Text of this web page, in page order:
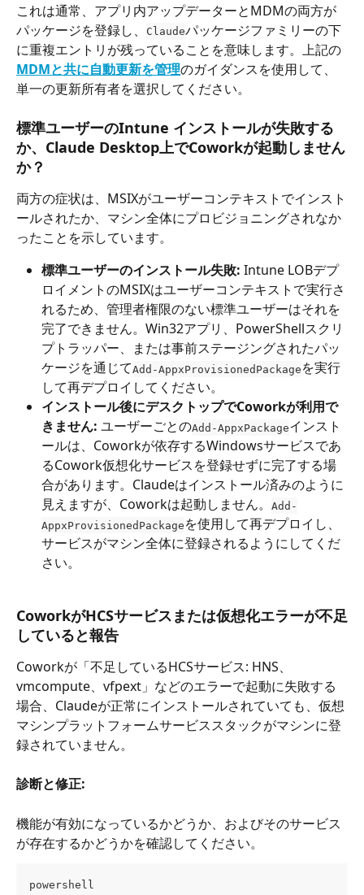
これは通常、アプリ内アップデーターとMDMの両方が
パッケージを登録し、
Claudeパッケージファミリーの下
に重複エントリが残っていることを意味します。上記の
MDMと共に自動更新を管理のガイダンスを使用して、
単一の更新所有者を選択してください。
標準ユーザーのIntune インストールが失敗する
か、Claude Desktop上でCoworkが起動しません
か？
両方の症状は、MSIXがユーザーコンテキストでインスト
ールされたか、マシン全体にプロビジョニングされなか
ったことを示しています。
標準ユーザーのインストール失敗: Intune LOBデプ
ロイメントのMSIXはユーザーコンテキストで実行さ
れるため、管理者権限のない標準ユーザーはそれを
完了できません。Win32アプリ、PowerShellスクリ
プトラッパー、または事前ステージングされたパッ
ケージを通じてAdd-AppxProvisionedPackage を実行
して再デプロイしてください。
インストール後にデスクトップでCoworkが利用で
きません: ユーザーごとのAdd-AppxPackageインスト
ールは、Coworkが依存するWindowsサービスであ
るCowork仮想化サービスを登録せずに完了する場
合があります。Claudeはインストール済みのように
見えますが、Coworkは起動しません。
Add-
AppxProvisionedPackage を使用して再デプロイし、
サービスがマシン全体に登録されるようにしてくだ
さい。
CoworkがHCSサービスまたは仮想化エラーが不足
していると報告
Coworkが「不足しているHCSサービス: HNS、
vmcompute、vfpext」などのエラーで起動に失敗する
場合、Claudeが正常にインストールされていても、仮想
マシンプラットフォームサービススタックがマシンに登
録されていません。
診断と修正:
機能が有効になっているかどうか、およびそのサービス
が存在するかどうかを確認してください。
powershell